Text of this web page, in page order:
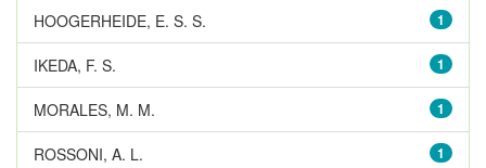
1
HOOGERHEIDE, E. S. S.
1
IKEDA, F. S.
1
MORALES, M. M.
1
ROSSONI, A. L.